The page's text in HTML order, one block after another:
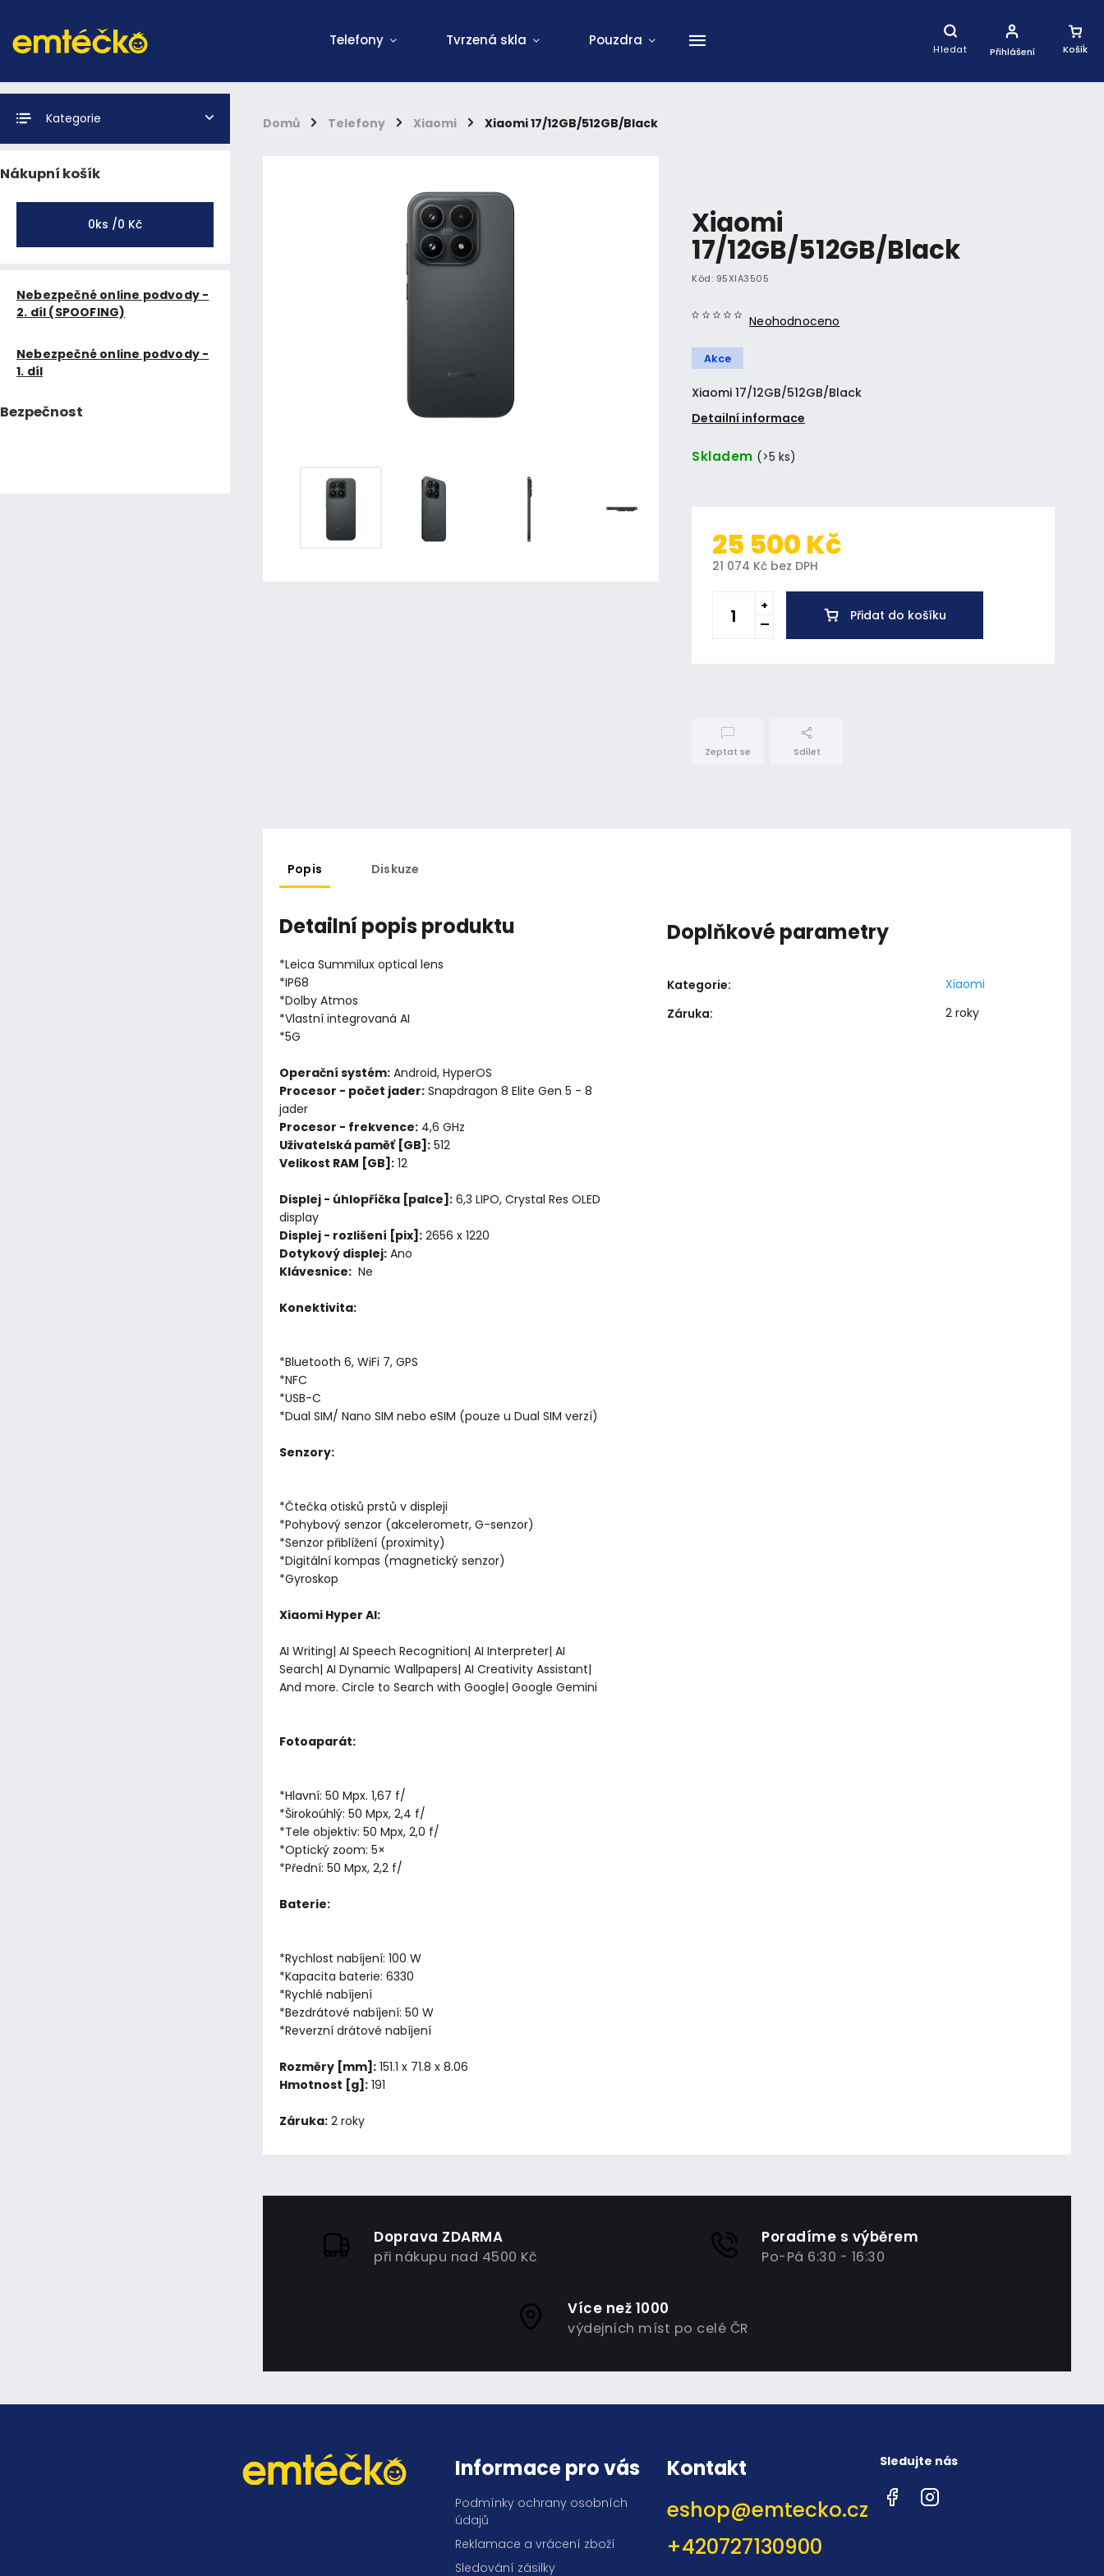
Hledat
Nákupní
Košík
Přihlášení
Telefony Tvrzená skla Pouzdra
Domů / Telefony / Xiaomi / Xiaomi 17/12GB/512GB/Black
Kategorie
Nákupní košík
0ks /0 Kč
Nebezpečné online podvody -
2. díl (SPOOFING)
Nebezpečné online podvody -
1. díl
Bezpečnost
Xiaomi
17/12GB/512GB/Black
Kód: 95XIA3505
Akce
Neohodnoceno
Xiaomi 17/12GB/512GB/Black
Detailní informace
Skladem (>5 ks)
25 500 Kč
21 074 Kč bez DPH
Přidat do košíku
Zeptat se Sdílet
Popis Diskuze
Detailní popis produktu
*Leica Summilux optical lens
*IP68
*Dolby Atmos
*Vlastní integrovaná AI
*5G
Operační systém: Android, HyperOS
Procesor - počet jader: Snapdragon 8 Elite Gen 5 - 8
jader
Procesor - frekvence: 4,6 GHz
Uživatelská paměť [GB]: 512
Velikost RAM [GB]: 12
Displej - úhlopříčka [palce]: 6,3 LIPO, Crystal Res OLED
display
Displej - rozlišení [pix]: 2656 x 1220
Dotykový displej: Ano
Klávesnice: Ne
Konektivita:
*Bluetooth 6, WiFi 7, GPS
*NFC
*USB-C
*Dual SIM/ Nano SIM nebo eSIM (pouze u Dual SIM verzí)
Senzory:
*Čtečka otisků prstů v displeji
*Pohybový senzor (akcelerometr, G-senzor)
*Senzor přiblížení (proximity)
*Digitální kompas (magnetický senzor)
*Gyroskop
Xiaomi Hyper AI:
AI Writing| AI Speech Recognition| AI Interpreter| AI
Search| AI Dynamic Wallpapers| AI Creativity Assistant|
And more. Circle to Search with Google| Google Gemini
Fotoaparát:
*Hlavní: 50 Mpx. 1,67 f/
*Širokoúhlý: 50 Mpx, 2,4 f/
*Tele objektiv: 50 Mpx, 2,0 f/
*Optický zoom: 5×
*Přední: 50 Mpx, 2,2 f/
Baterie:
*Rychlost nabíjení: 100 W
*Kapacita baterie: 6330
*Rychlé nabíjení
*Bezdrátové nabíjení: 50 W
*Reverzní drátové nabíjení
Rozměry [mm]: 151.1 x 71.8 x 8.06
Hmotnost [g]: 191
Záruka: 2 roky
Doplňkové parametry
Kategorie:
Xiaomi
Záruka: 2 roky
Doprava ZDARMA
při nákupu nad 4500 Kč
Poradíme s výběrem
Po-Pá 6:30 - 16:30
Více než 1000
výdejních míst po celé ČR
Informace pro vás
Podmínky ochrany osobních
údajů
Reklamace a vrácení zboží
Sledování zásilky
Kontakt
eshop@emtecko.cz
+420727130900
Sledujte nás
FacebookInstagram